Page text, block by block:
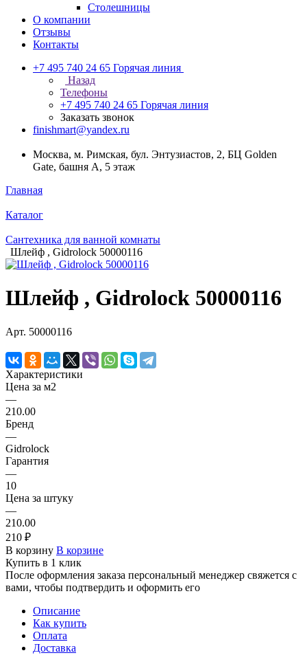
Столешницы
О компании
Отзывы
Контакты
+7 495 740 24 65 Горячая линия
Назад
Телефоны
+7 495 740 24 65 Горячая линия
Заказать звонок
finishmart@yandex.ru
Москва, м. Римская, бул. Энтузиастов, 2, БЦ Golden
Gate, башня А, 5 этаж
Главная
Каталог
Сантехника для ванной комнаты
Шлейф , Gidrolock 50000116
Шлейф , Gidrolock 50000116
Арт. 50000116
Характеристики
Цена за м2
—
210.00
Бренд
—
Gidrolock
Гарантия
—
10
Цена за штуку
—
210.00
210 ₽
В корзину В корзине
Купить в 1 клик
После оформления заказа персональный менеджер свяжется с
вами, чтобы подтвердить и оформить его
Описание
Как купить
Оплата
Доставка